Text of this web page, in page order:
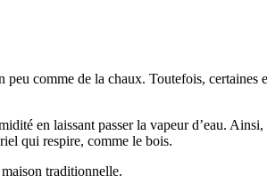
comme de la chaux. Toutefois,
en laissant passer la vapeur d’eau.
qui respire, comme le bois.
traditionnelle.